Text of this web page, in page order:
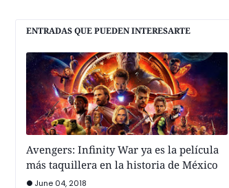
ENTRADAS QUE PUEDEN INTERESARTE
Avengers: Infinity War ya es la película
más taquillera en la historia de México
June 04, 2018